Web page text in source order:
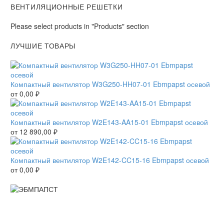
ВЕНТИЛЯЦИОННЫЕ РЕШЕТКИ
Please select products in "Products" section
ЛУЧШИЕ ТОВАРЫ
Компактный вентилятор W3G250-HH07-01 Ebmpapst осевой
от0,00 ₽
Компактный вентилятор W2E143-AA15-01 Ebmpapst осевой
от 12 890,00 ₽
Компактный вентилятор W2E142-CC15-16 Ebmpapst осевой
от0,00 ₽